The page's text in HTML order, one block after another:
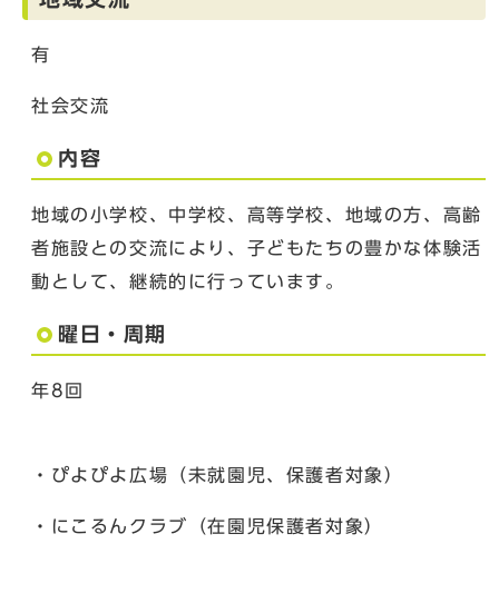
有
社会交流
内容
地域の小学校、中学校、高等学校、地域の方、高齢
者施設との交流により、子どもたちの豊かな体験活
動として、継続的に行っています。
曜日・周期
年8回
・ぴよぴよ広場（未就園児、保護者対象）
・にこるんクラブ（在園児保護者対象）